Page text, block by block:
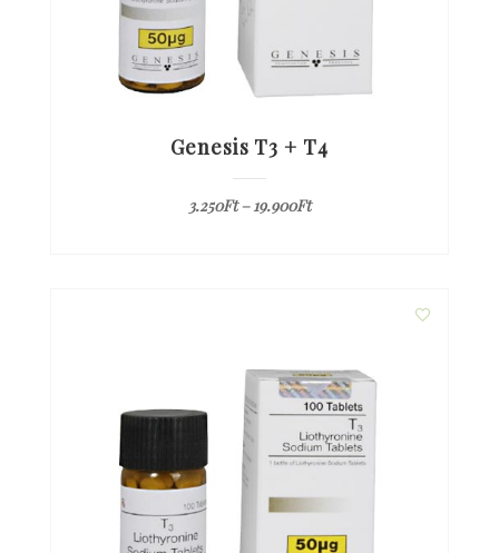
Genesis T3 + T4
3.250Ft–19.900Ft